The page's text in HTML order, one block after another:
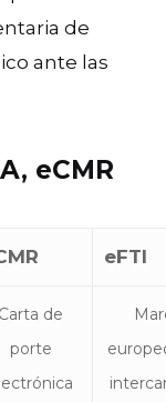
de
ante las
eCMR
eFTI
Carta de
porte